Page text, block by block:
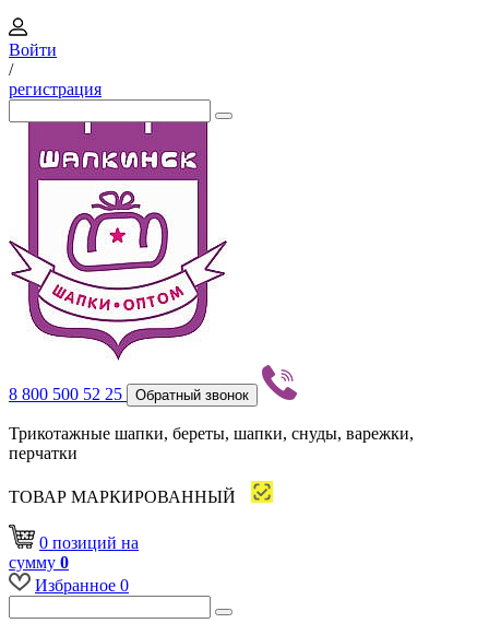
Войти
/
регистрация
8 800 500 52 25 Обратный звонок
Трикотажные шапки, береты, шапки, снуды, варежки,
перчатки
ТОВАР МАРКИРОВАННЫЙ
0 позиций на
сумму 0
Избранное 0